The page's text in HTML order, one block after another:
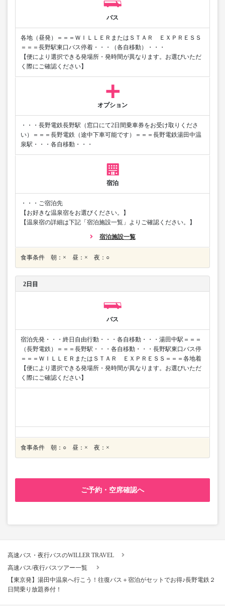
バス
各地（昼発）＝＝＝ＷＩＬＬＥＲまたはＳＴＡＲ ＥＸＰＲＥＳＳ
＝＝＝長野駅東口バス停着・・・（各自移動）・・・
【便により選択できる発場所・発時間が異なります。お選びいただ
く際にご確認ください】
オプション
・・・長野電鉄長野駅（窓口にて2日間乗車券をお受け取りくださ
い）＝＝＝長野電鉄（途中下車可能です）＝＝＝長野電鉄湯田中温
泉駅・・・各自移動・・・
宿泊
・・・ご宿泊先
【お好きな温泉宿をお選びください。】
【温泉宿の詳細は下記「宿泊施設一覧」よりご確認ください。】
宿泊施設一覧
食事条件 朝：× 昼：× 夜：○
2日目
バス
宿泊先発・・・終日自由行動・・・各自移動・・・湯田中駅＝＝＝
（長野電鉄）＝＝＝長野駅・・・各自移動・・・長野駅東口バス停
＝＝＝ＷＩＬＬＥＲまたはＳＴＡＲ ＥＸＰＲＥＳＳ＝＝＝各地着
【便により選択できる発場所・発時間が異なります。お選びいただ
く際にご確認ください】
食事条件 朝：○ 昼：× 夜：×
ご予約・空席確認へ
高速バス・夜行バスのWILLER TRAVEL
高速バス/夜行バスツアー一覧
【東京発】湯田中温泉へ行こう！往復バス＋宿泊がセットでお得♪長野電鉄２
日間乗り放題券付！